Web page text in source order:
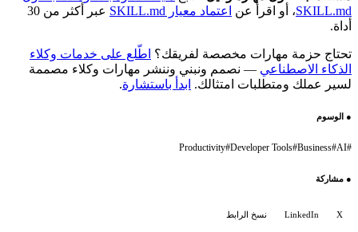
SKILL.md، أو اقرأ عناعتماد معيار SKILL.md
عبر أكثر من 30
أداة.
تحتاج حزمة مهارات مخصصة لفريقك؟اطّلع على خدمات وكلاء
الذكاء الاصطناعي — نصمم ونبني وننشر مهارات وكلاء مصممة
لسير عملك ومتطلبات امتثالك.ابدأ باستشارة .
●الوسوم
AI
#
Business
#
Developer Tools
#
Productivity
●مشاركة
LinkedIn نسخ الرابط